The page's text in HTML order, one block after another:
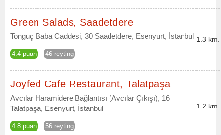
Green Salads, Saadetdere
Tonguç Baba Caddesi, 30 Saadetdere, Esenyurt, İstanbul
4.4 puan 46 reyting
1.3 km.
Joyfed Cafe Restaurant, Talatpaşa
Avcılar Haramidere Bağlantısı (Avcılar Çıkışı), 16
Talatpaşa, Esenyurt, İstanbul
4.8 puan 56 reyting
1.2 km.